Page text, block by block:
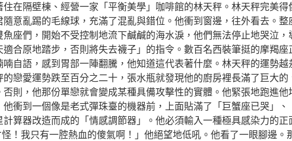
在隔壁棟、經營一家「平衡美學」咖啡館的林天秤。林天秤完美
意亂踢的毛線球，充滿了混亂與錯位。他衝到窗邊，往外看去。
座們，開始不受控制地流下鹹鹹的海水淚，他們無法停止地哭泣
合原地踏步，否則將失去襪子」的指令。數百名西裝筆挺的摩羯
自語，感到胃部一陣翻騰，他知道這代表著什麼。林天秤的運勢越
戀愛運勢跌至百分之二十，張水瓶就發現他的廚房裡長滿了巨大
則，他那份單戀就會變成某種具備攻擊性的實體。他緊張地跑進
衝到一個像是老式彈珠臺的機器前，上面貼滿了「巨蟹座已哭」、
計算器改造而成的「情感調節器」。他必須輸入一種極具感染力的
！我只有一腔熱血的傻氣啊！」他絕望地低吼。他看了一眼腳邊